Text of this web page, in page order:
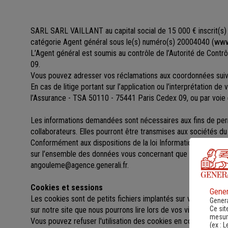
SARL SARL VAILLANT au capital social de 15 000 € inscrit(s)
catégorie Agent général sous le(s) numéro(s) 20004040 (
L’Agent général est soumis au contrôle de l’Autorité de
09.
Vous pouvez adresser vos réclamations aux coordonnées
En cas de litige portant sur l’application ou l’interprétation
l’Assurance - TSA 50110 - 75441 Paris Cedex 09, ou par
Les informations demandées sont nécessaires aux fins de
collaborateurs. Elles pourront être transmises aux sociétés du
Conformément aux dispositions de la loi Informatique et
sur l’ensemble des données vous concernant que vous
angouleme@agence.generali.fr.
Cookies et sessions
Les cookies sont de petits fichiers implantés sur votre
sur notre site que nous pourrons lire lors de vos visites
Vous pouvez refuser l'utilisation des cookies en configurant
Ce
(ex :